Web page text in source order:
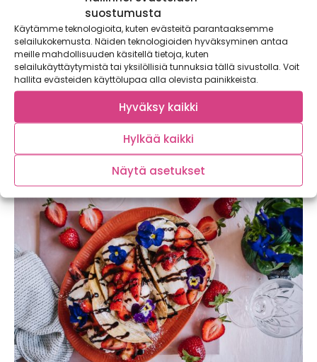
suostumusta
Käytämme teknologioita, kuten evästeitä parantaaksemme
selailukokemusta. Näiden teknologioiden hyväksyminen antaa
meille mahdollisuuden käsitellä tietoja, kuten
selailukäyttäytymistä tai yksilöllisiä tunnuksia tällä sivustolla. Voit
hallita evästeiden käyttölupaa alla olevista painikkeista.
Hyväksy kaikki
Hylkää kaikki
Näytä asetukset
Mango-kinuskikastike – ihana lisuke
jäätelöön
Ihana mango – raikas ja makea hedelmä. Herkullinen